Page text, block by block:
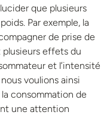
que plusieurs
Par exemple, la
de prise de
plusieurs effets du
et l’intensité
voulions ainsi
consommation de
une attention